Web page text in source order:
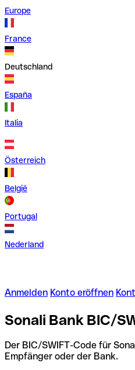
Europe
France
Deutschland
España
Italia
Österreich
België
Portugal
Nederland
Anmelden Konto eröffnen
Sonali Bank BIC/
Der BIC/SWIFT-Code für
Empfänger oder der Bank.